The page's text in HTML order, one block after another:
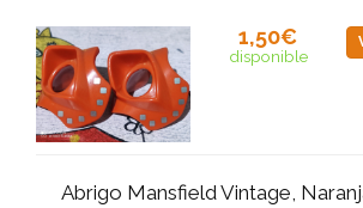
1,50€
disponible
Abrigo Mansfield Vintage,